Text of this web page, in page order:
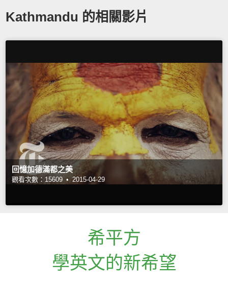
Kathmandu 的相關影片
回憶加德滿都之美
觀看次數：15609 • 2015-04-29
希平方
學英文的新希望